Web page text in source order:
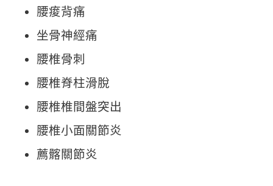
腰痠背痛
坐骨神經痛
腰椎骨刺
腰椎脊柱滑脫
腰椎椎間盤突出
腰椎小面關節炎
薦髂關節炎